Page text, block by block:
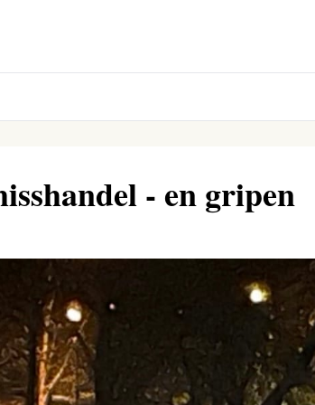
- en gripen